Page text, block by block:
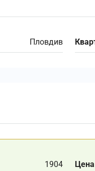
Пловдив
1904 Цена